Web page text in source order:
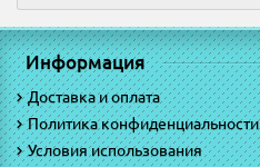
Информация
Доставка и оплата
Политика конфиденциальности
Условия использования